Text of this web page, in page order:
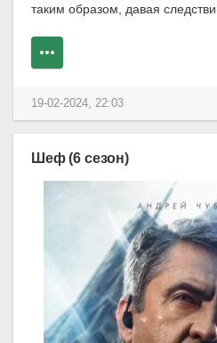
таким образом, давая
19-02-2024, 22:03
Шеф (6 сезон)